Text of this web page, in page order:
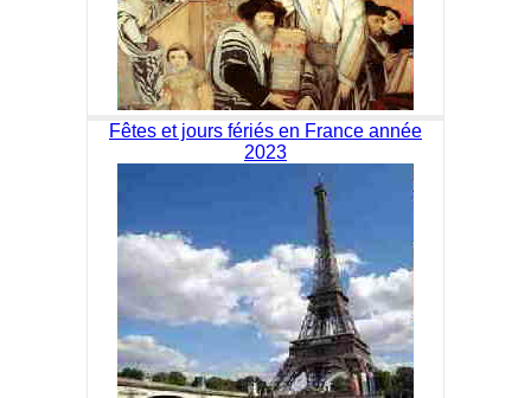
Fêtes et jours fériés en France année
2023